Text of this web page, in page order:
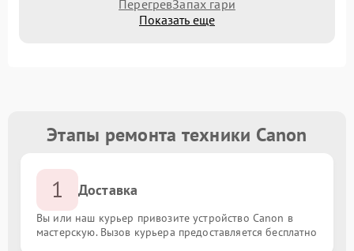
ПерегревЗапах гари
Показать еще
Этапы ремонта техники Canon
1 Доставка
Вы или наш курьер привозите устройство Canon в
мастерскую. Вызов курьера предоставляется бесплатно